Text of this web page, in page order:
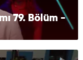
79. Bölüm -